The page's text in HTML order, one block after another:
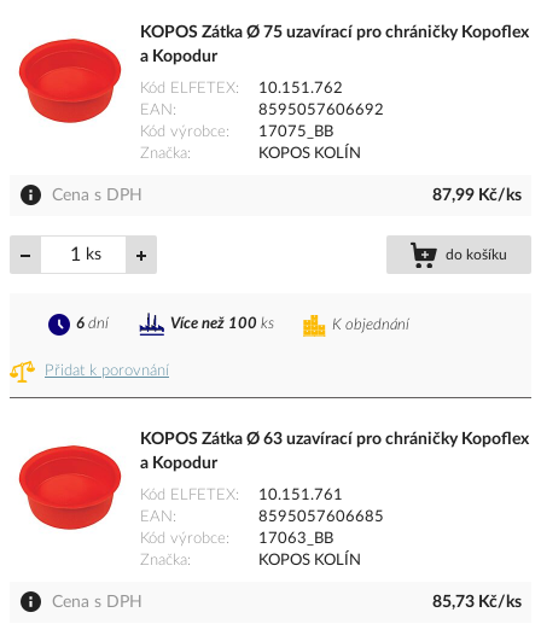
KOPOS Zátka Ø 75 uzavírací pro chráničky Kopoflex
a Kopodur
Kód ELFETEX
10.151.762
EAN
8595057606692
Kód výrobce
17075_BB
Značka
KOPOS KOLÍN
Cena s DPH 87,99 Kč/ks
ks do košíku
Přidat k porovnání
K objednání
6 dní Více než 100 ks
KOPOS Zátka Ø 63 uzavírací pro chráničky Kopoflex
a Kopodur
Kód ELFETEX
10.151.761
EAN
8595057606685
Kód výrobce
17063_BB
Značka
KOPOS KOLÍN
Cena s DPH 85,73 Kč/ks